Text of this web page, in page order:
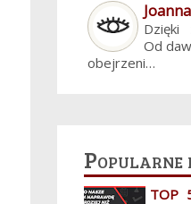
Joanna
Dzięki
Od
obejrzeni…
Popularne
TOP